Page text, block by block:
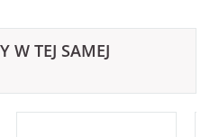
W TEJ SAMEJ